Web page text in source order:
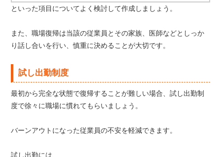
といった項目についてよく検討して作成しましょう。
また、職場復帰は当該の従業員とその家族、医師などとしっか
り話し合いを行い、慎重に決めることが大切です。
試し出勤制度
最初から完全な状態で復帰することが難しい場合、試し出勤制
度で徐々に職場に慣れてもらいましょう。
バーンアウトになった従業員の不安を軽減できます。
試し出勤には、